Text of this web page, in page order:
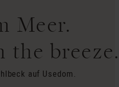
Meer.
the
auf Usedom.